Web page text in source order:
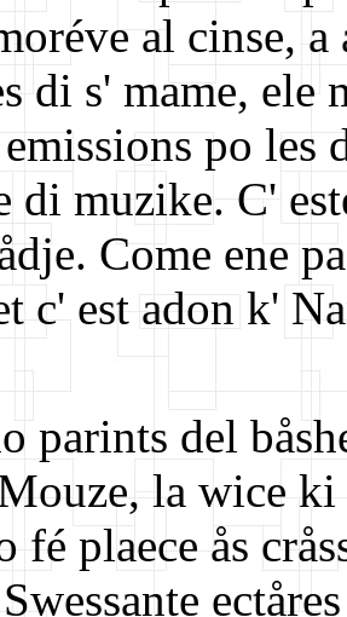
al cinse,
di s' mame,
po les
di muzike. C'
Come ene
c' est adon k'
parints del
la wice ki
fé plaece ås